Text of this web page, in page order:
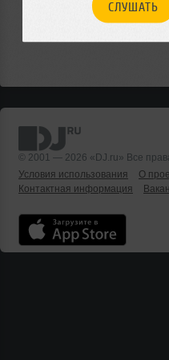
СЛУШАТЬ
© 2001 — 2026 «DJ.ru» Все
Условия использования
О
Контактная информация